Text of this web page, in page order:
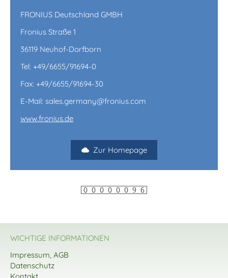
FRONIUS Deutschland GMBH
Fronius Straße 1
36119 Neuhof-Dorfborn
Tel: +49/6655/91694-0
Fax: +49/6655/91694-30
E-Mail: sales.germany@fronius.com
www.fronius.de
Zur Homepage
WICHTIGE INFORMATIONEN
Impressum, AGB
Datenschutz
Kontakt